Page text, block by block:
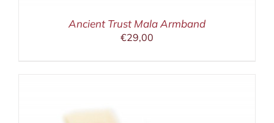
Ancient Trust Mala Armband
€29,00